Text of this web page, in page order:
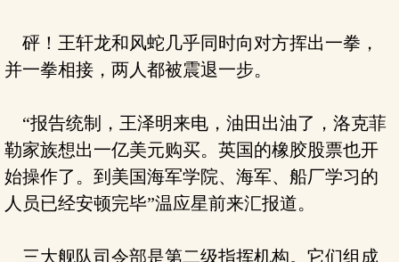
砰！王轩龙和风蛇几乎同时向对方挥出一拳，
并一拳相接，两人都被震退一步。
“报告统制，王泽明来电，油田出油了，洛克菲
勒家族想出一亿美元购买。英国的橡胶股票也开
始操作了。到美国海军学院、海军、船厂学习的
人员已经安顿完毕”温应星前来汇报道。
三大舰队司令部是第二级指挥机构。它们组成